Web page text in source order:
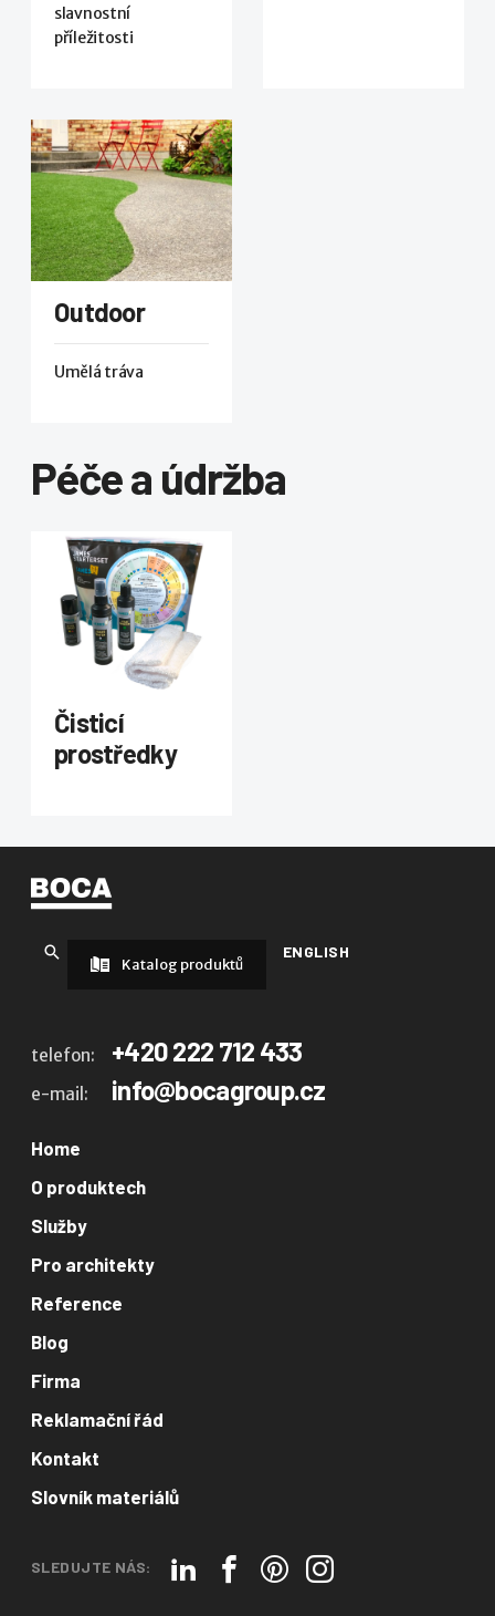
slavnostní
příležitosti
Outdoor
Umělá tráva
Péče a údržba
Čisticí
prostředky
ENGLISH
Katalog produktů
telefon: +420 222 712 433
e-mail: info@bocagroup.cz
Home
O produktech
Služby
Pro architekty
Reference
Blog
Firma
Reklamační řád
Kontakt
Slovník materiálů
SLEDUJTE NÁS: